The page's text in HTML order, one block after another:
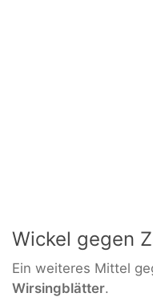
Wickel gegen
Ein weiteres Mittel
Wirsingblätter.